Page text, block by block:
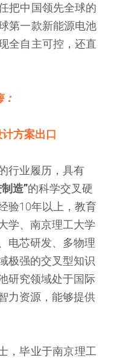
把中国领先全球的
第一款新能源电池
全自主可控，还直
方案出口
行业履历，具有
造”的科学交叉硬
验10年以上，教育
学、南京理工大学
电芯研发、多物理
极强的交叉型知识
研究领域处于国际
力资源，能够提供
，毕业于南京理工